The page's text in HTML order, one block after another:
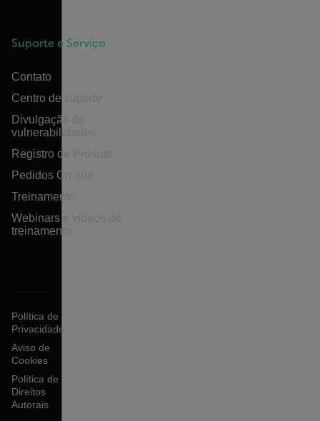
Suporte e Serviço
Contato
Centro de suporte
Divulgação de
vulnerabilidades
Registro de Produto
Pedidos On-line
Treinamento
Webinars e vídeos de
treinamento
Política de
Privacidade
Aviso de
Cookies
Política de
Direitos
Autorais